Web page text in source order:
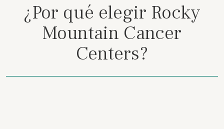
¿Por qué elegir Rocky
Mountain Cancer
Centers?